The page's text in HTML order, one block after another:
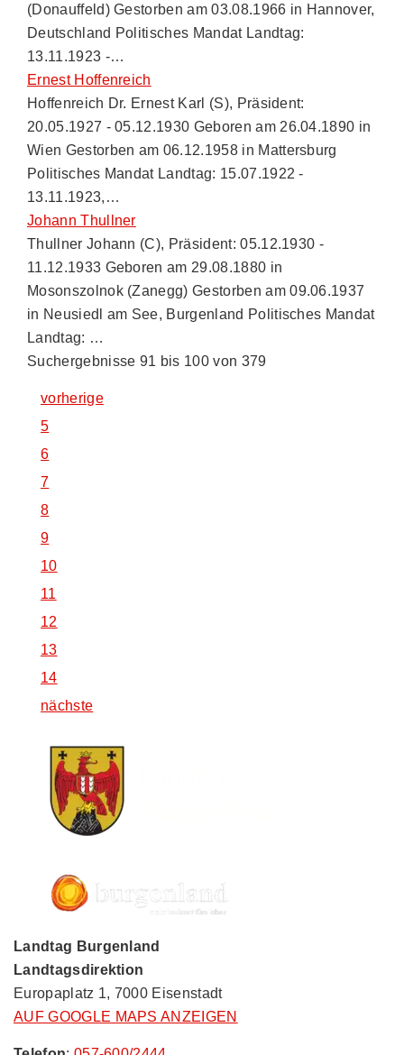
(Donauffeld) Gestorben am 03.08.1966 in Hannover,
Deutschland Politisches Mandat Landtag:
13.11.1923 -…
Ernest Hoffenreich
Hoffenreich Dr. Ernest Karl (S), Präsident:
20.05.1927 - 05.12.1930 Geboren am 26.04.1890 in
Wien Gestorben am 06.12.1958 in Mattersburg
Politisches Mandat Landtag: 15.07.1922 -
13.11.1923,…
Johann Thullner
Thullner Johann (C), Präsident: 05.12.1930 -
11.12.1933 Geboren am 29.08.1880 in
Mosonszolnok (Zanegg) Gestorben am 09.06.1937
in Neusiedl am See, Burgenland Politisches Mandat
Landtag: …
Suchergebnisse 91 bis 100 von 379
vorherige
5
6
7
8
9
10
11
12
13
14
nächste
Landtag Burgenland
Landtagsdirektion
Europaplatz 1, 7000 Eisenstadt
AUF GOOGLE MAPS ANZEIGEN